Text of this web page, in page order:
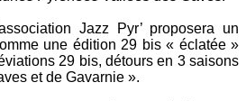
Jazz Pyr’ proposera un
une édition 29 bis « éclatée »
29 bis, détours en 3 saisons
et de Gavarnie ».